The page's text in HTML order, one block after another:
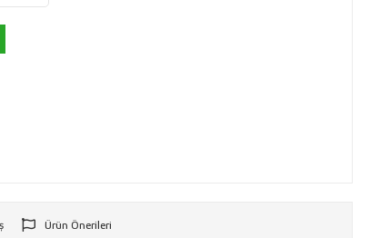
Ürün Önerileri